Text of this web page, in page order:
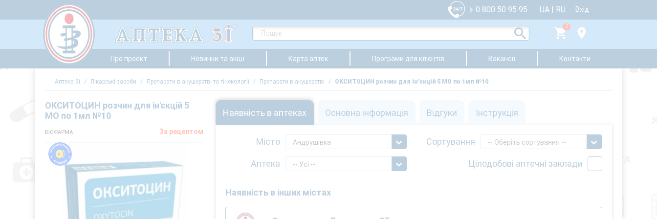
0 800 50 95 95 UA | RU Вхід
0
Про проект Новинки та акції Карта аптек Програми для клієнтів Вакансії Контакти
Аптека 3i / Лікарські засоби / Препарати в акушерстві та гінекології / Препарати в акушерстві / ОКСИТОЦИН розчин для ін'єкцій 5 МО по 1мл №10
ОКСИТОЦИН розчин для ін'єкцій 5
МО по 1мл №10
За рецептом
БІОФАРМА
Наявність в аптеках Основна інформація Відгуки Інструкція
Місто Андрушівка
Аптека -- Усі --
Сортування -- Оберіть сортування --
Цілодобові аптечні заклади
Наявність в інших містах